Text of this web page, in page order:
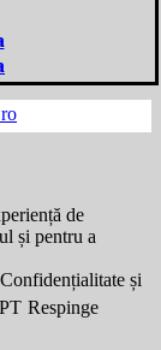
de
și pentru a
și
Respinge